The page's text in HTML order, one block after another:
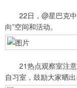
22日，@星巴克中
向”空间和活动。
21热点观察室注意
自习室，鼓励大家晒出